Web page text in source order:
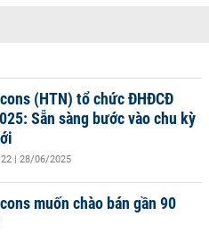
(HTN) tổ chức ĐHĐCĐ
Sẵn sàng bước vào chu kỳ
| 28/06/2025
muốn chào bán gần 90